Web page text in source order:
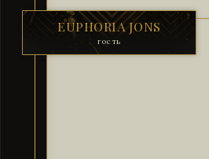
EUPHORIA JONS
гость